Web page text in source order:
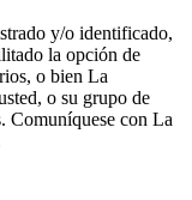
y/o identificado,
la opción de
o bien La
o su grupo de
Comuníquese con La